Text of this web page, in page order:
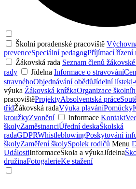
Školní poradenské pracoviště
prevenceSpeciální pedagogPříjímací řízení
Žákovská rada Seznam členů
rady
Jídelna Informace o stravování
stravnéhoObjednávání obědůJídelní lísteki-
výuka Žákovská knížkaOrganizace
pracovištěProjektyAbsolventská práce
třídŽákovská radaVýuka plaváníPomůcky
kroužkyZvonění Informace Kontakt
školyZaměstnanciÚřední deskaŠkolská
radaGDPRWhistleblowingPoskytování
školyZaměření školySpolek rodičů Menu
UdálostiInformaceŠkola a výukaJídelna
družinaFotogalerieKe stažení